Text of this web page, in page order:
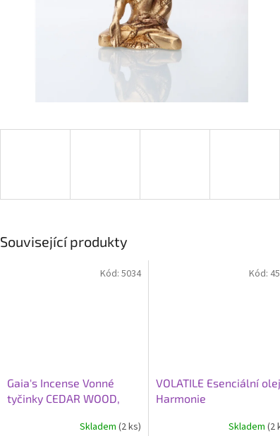
Související produkty
Gaia's Incense Vonné
tyčinky CEDAR WOOD,
Skladem (2 ks)
Kód: 5034
VOLATILE Esenciální olej,
Harmonie
Skladem (2
Kód: